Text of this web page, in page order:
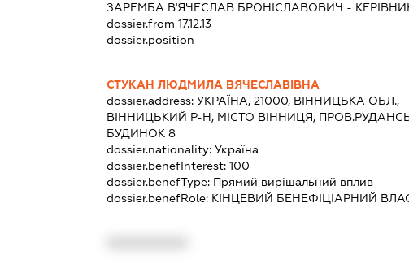
ЗАРЕМБА В'ЯЧЕСЛАВ БРОНІСЛАВОВИЧ -
dossier.from 17.12.13
dossier.position -
СТУКАН ЛЮДМИЛА ВЯЧЕСЛАВІВНА
dossier.address: УКРАЇНА, 21000, ВІННИЦЬКА ОБЛ.,
ВІННИЦЬКИЙ Р-Н, МІСТО ВІННИЦЯ,
БУДИНОК 8
dossier.nationality: Україна
dossier.benefInterest: 100
dossier.benefType: Прямий вирішальний вплив
dossier.benefRole: КІНЦЕВИЙ БЕНЕФІЦІАРНИЙ